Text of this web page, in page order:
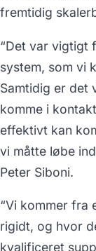
fremtidig
“Det var vigtigt
system, som vi
Samtidig er det
komme i
effektivt kan
vi måtte løbe
Peter Siboni.
“Vi kommer fra
rigidt, og hvor
kvalificeret